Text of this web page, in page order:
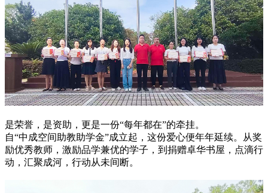
是荣誉，是资助，更是一份“每年都在”的牵挂。
自“中成空间助教助学金”成立起，这份爱心便年年延续。从奖
励优秀教师，激励品学兼优的学子，到捐赠卓华书屋，点滴行
动，汇聚成河，行动从未间断。